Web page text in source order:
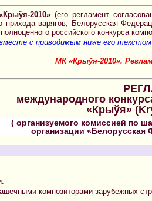
2010»(его регламент
варягов; Белорусская
российского конкурса
с приводимым ниже его
МК «Крыўя-2010».
международного
«Крыўя»
( организуемого комиссией по
организации
композиторами зарубежных